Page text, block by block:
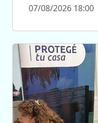
07/08/2026 18:00